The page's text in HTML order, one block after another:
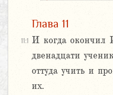
Глава 11
11:1 И когда окончил
двенадцати
оттуда учить и
их.